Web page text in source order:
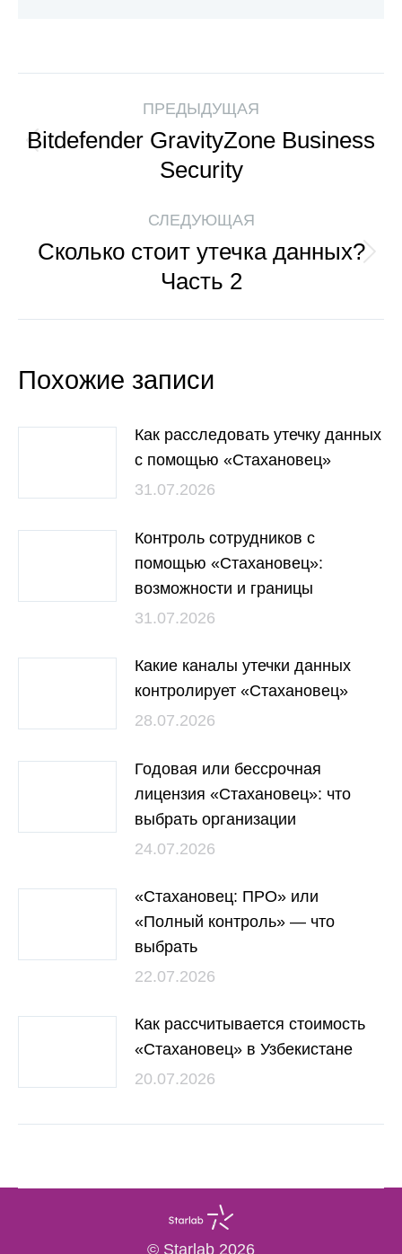
ПРЕДЫДУЩАЯ
Bitdefender GravityZone Business
Security
СЛЕДУЮЩАЯ
Сколько стоит утечка данных?
Часть 2
Похожие записи
Как расследовать утечку данных
с помощью «Стахановец»
31.07.2026
Контроль сотрудников с
помощью «Стахановец»:
возможности и границы
31.07.2026
Какие каналы утечки данных
контролирует «Стахановец»
28.07.2026
Годовая или бессрочная
лицензия «Стахановец»: что
выбрать организации
24.07.2026
«Стахановец: ПРО» или
«Полный контроль» — что
выбрать
22.07.2026
Как рассчитывается стоимость
«Стахановец» в Узбекистане
20.07.2026
© Starlab 2026